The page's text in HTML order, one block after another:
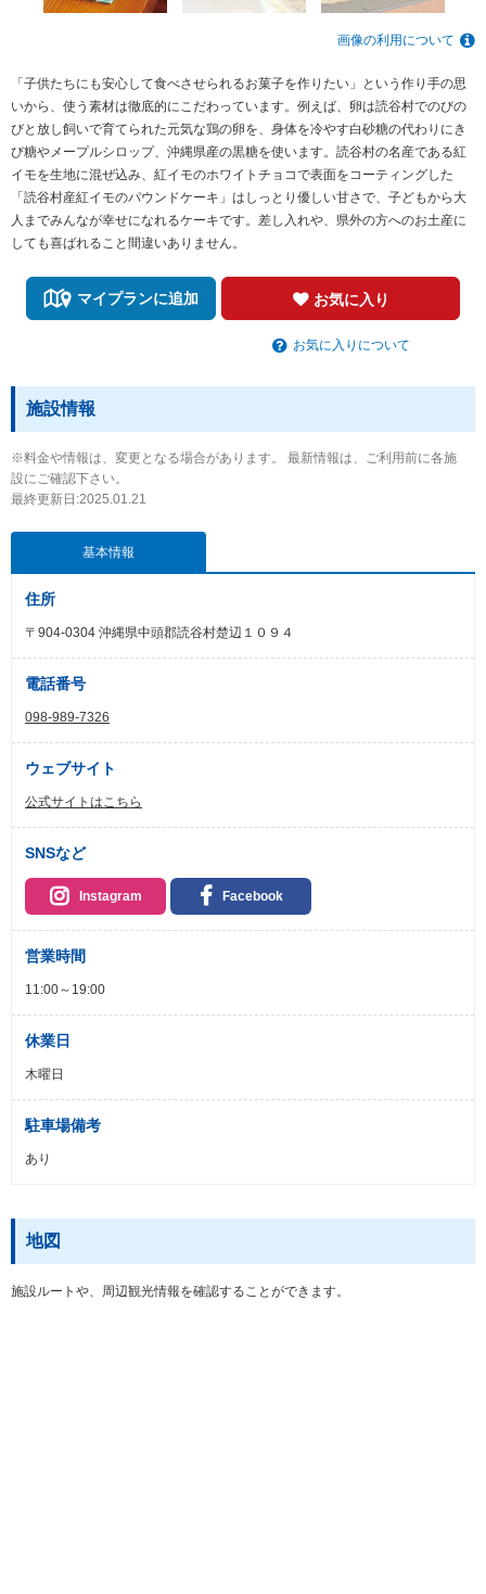
画像の利用について
「子供たちにも安心して食べさせられるお菓子を作りたい」という作り手の思
いから、使う素材は徹底的にこだわっています。例えば、卵は読谷村でのびの
びと放し飼いで育てられた元気な鶏の卵を、身体を冷やす白砂糖の代わりにき
び糖やメープルシロップ、沖縄県産の黒糖を使います。読谷村の名産である紅
イモを生地に混ぜ込み、紅イモのホワイトチョコで表面をコーティングした
「読谷村産紅イモのパウンドケーキ」はしっとり優しい甘さで、子どもから大
人までみんなが幸せになれるケーキです。差し入れや、県外の方へのお土産に
しても喜ばれること間違いありません。
マイプランに追加 お気に入り
お気に入りについて
施設情報
※料金や情報は、変更となる場合があります。 最新情報は、ご利用前に各施
設にご確認下さい。
最終更新日:2025.01.21
基本情報
住所
〒904-0304 沖縄県中頭郡読谷村楚辺１０９４
電話番号
098-989-7326
ウェブサイト
公式サイトはこちら
SNSなど
Instagram Facebook
営業時間
11:00～19:00
休業日
木曜日
駐車場備考
あり
地図
施設ルートや、周辺観光情報を確認することができます。